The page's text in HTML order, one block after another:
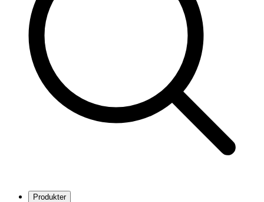
Produkter